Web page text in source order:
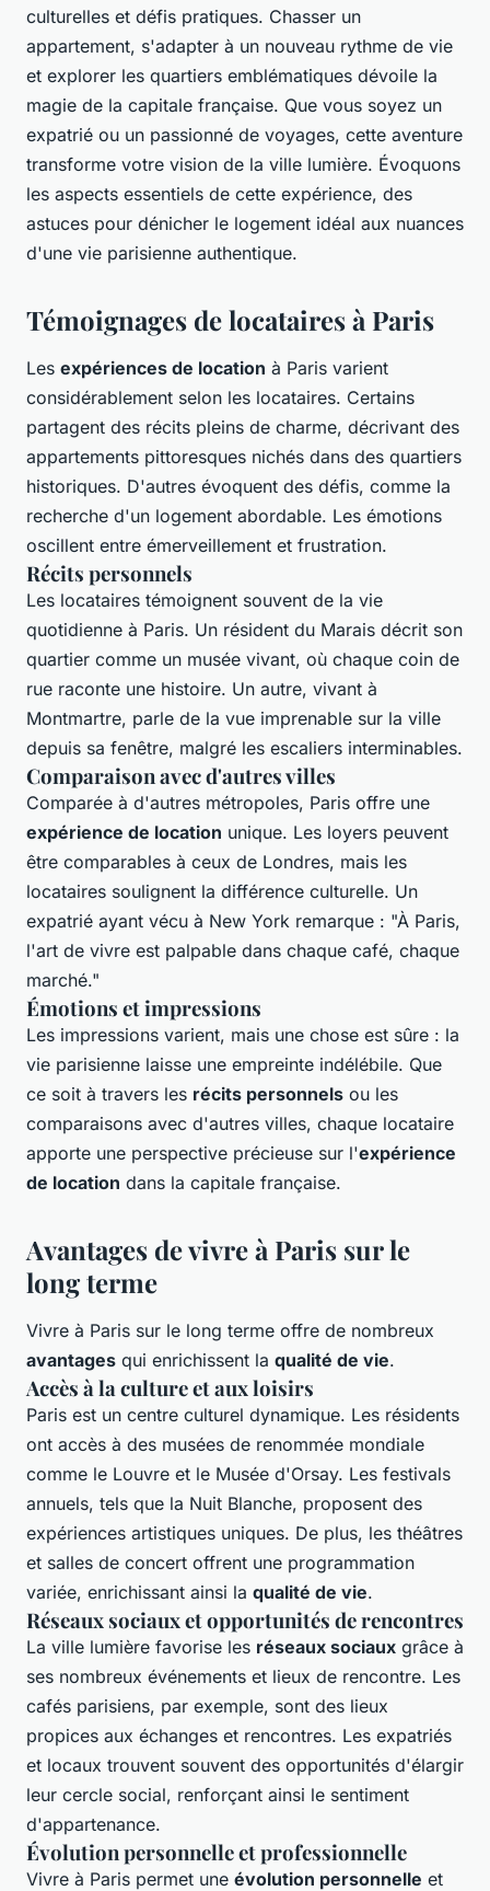
culturelles et défis pratiques. Chasser un
appartement, s'adapter à un nouveau rythme de vie
et explorer les quartiers emblématiques dévoile la
magie de la capitale française. Que vous soyez un
expatrié ou un passionné de voyages, cette aventure
transforme votre vision de la ville lumière. Évoquons
les aspects essentiels de cette expérience, des
astuces pour dénicher le logement idéal aux nuances
d'une vie parisienne authentique.
Témoignages de locataires à Paris
Les expériences de location à Paris varient
considérablement selon les locataires. Certains
partagent des récits pleins de charme, décrivant des
appartements pittoresques nichés dans des quartiers
historiques. D'autres évoquent des défis, comme la
recherche d'un logement abordable. Les émotions
oscillent entre émerveillement et frustration.
Récits personnels
Les locataires témoignent souvent de la vie
quotidienne à Paris. Un résident du Marais décrit son
quartier comme un musée vivant, où chaque coin de
rue raconte une histoire. Un autre, vivant à
Montmartre, parle de la vue imprenable sur la ville
depuis sa fenêtre, malgré les escaliers interminables.
Comparaison avec d'autres villes
Comparée à d'autres métropoles, Paris offre une
expérience de location unique. Les loyers peuvent
être comparables à ceux de Londres, mais les
locataires soulignent la différence culturelle. Un
expatrié ayant vécu à New York remarque : "À Paris,
l'art de vivre est palpable dans chaque café, chaque
marché."
Émotions et impressions
Les impressions varient, mais une chose est sûre : la
vie parisienne laisse une empreinte indélébile. Que
ce soit à travers les récits personnels ou les
comparaisons avec d'autres villes, chaque locataire
apporte une perspective précieuse sur l'expérience
de location dans la capitale française.
Avantages de vivre à Paris sur le
long terme
Vivre à Paris sur le long terme offre de nombreux
avantages qui enrichissent la qualité de vie.
Accès à la culture et aux loisirs
Paris est un centre culturel dynamique. Les résidents
ont accès à des musées de renommée mondiale
comme le Louvre et le Musée d'Orsay. Les festivals
annuels, tels que la Nuit Blanche, proposent des
expériences artistiques uniques. De plus, les théâtres
et salles de concert offrent une programmation
variée, enrichissant ainsi la qualité de vie.
Réseaux sociaux et opportunités de rencontres
La ville lumière favorise les réseaux sociaux grâce à
ses nombreux événements et lieux de rencontre. Les
cafés parisiens, par exemple, sont des lieux
propices aux échanges et rencontres. Les expatriés
et locaux trouvent souvent des opportunités d'élargir
leur cercle social, renforçant ainsi le sentiment
d'appartenance.
Évolution personnelle et professionnelle
Vivre à Paris permet une évolution personnelle et